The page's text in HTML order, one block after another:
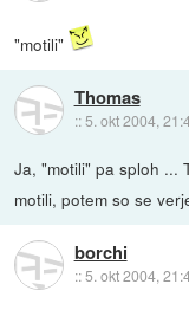
"motili"
Thomas
:: 5. okt 2004,
Ja, "motili" pa sploh ...
motili, potem so se
borchi
::5. okt 2004,